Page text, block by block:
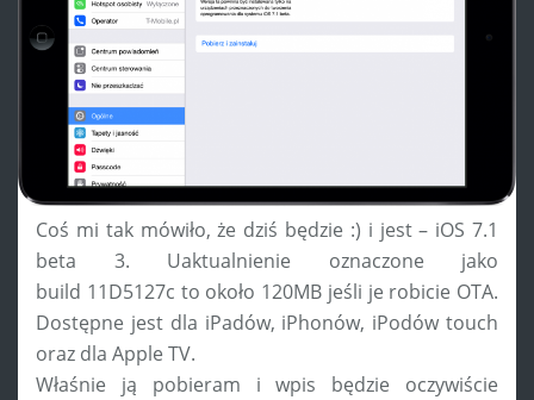
Coś mi tak mówiło, że dziś będzie :) i jest – iOS 7.1
beta 3. Uaktualnienie oznaczone jako
build 11D5127c to około 120MB jeśli je robicie OTA.
Dostępne jest dla iPadów, iPhonów, iPodów touch
oraz dla Apple TV.
Właśnie ją pobieram i wpis będzie oczywiście